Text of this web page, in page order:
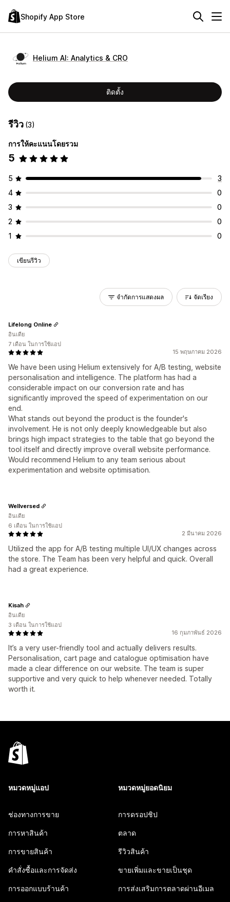
Shopify App Store
Helium AI: Analytics & CRO
ติดตั้ง
รีวิว (3)
การให้คะแนนโดยรวม
5
5
3
4
0
3
0
2
0
1
0
เขียนรีวิว
จำกัดการแสดงผล จัดเรียง
15 พฤษภาคม 2026
We have been using Helium extensively for A/B testing, website
personalisation and intelligence. The platform has had a
considerable impact on our conversion rate and has
significantly improved the speed of experimentation on our
end.
What stands out beyond the product is the founder's
involvement. He is not only deeply knowledgeable but also
brings high impact strategies to the table that go beyond the
tool itself and directly improve overall website performance.
Would recommend Helium to any team serious about
experimentation and website optimisation.
Lifelong Online
อินเดีย
7 เดือน ในการใช้แอป
2 มีนาคม 2026
Utilized the app for A/B testing multiple UI/UX changes across
the store. The Team has been very helpful and quick. Overall
had a great experience.
Wellversed
อินเดีย
6 เดือน ในการใช้แอป
16 กุมภาพันธ์ 2026
It’s a very user-friendly tool and actually delivers results.
Personalisation, cart page and catalogue optimisation have
made a clear difference on our website. The team is super
supportive and very quick to help whenever needed. Totally
worth it.
Kisah
อินเดีย
3 เดือน ในการใช้แอป
หมวดหมู่แอป
ช่องทางการขาย
การหาสินค้า
การขายสินค้า
คำสั่งซื้อและการจัดส่ง
การออกแบบร้านค้า
หมวดหมู่ยอดนิยม
การดรอปชิป
ตลาด
รีวิวสินค้า
ขายเพิ่มและขายเป็นชุด
การส่งเสริมการตลาดผ่านอีเมล